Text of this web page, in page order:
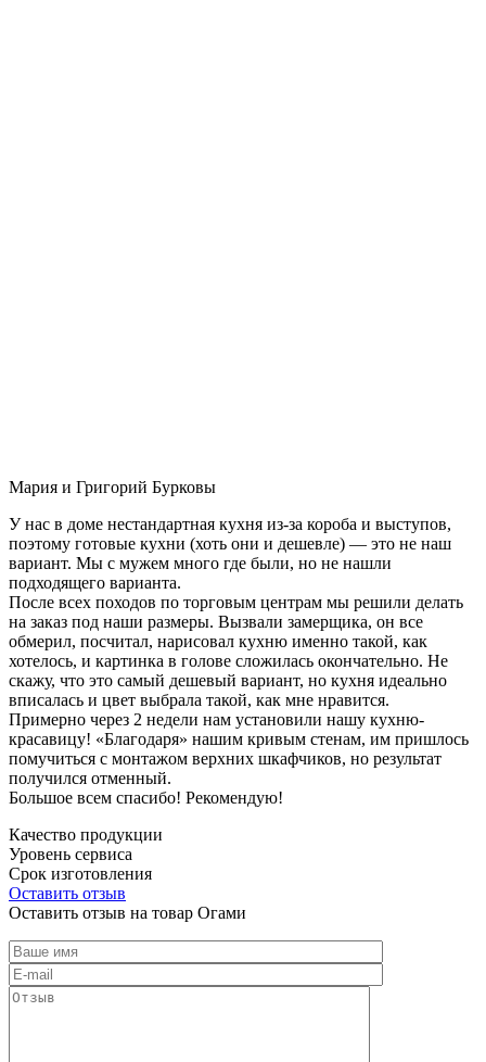
Мария и Григорий Бурковы
У нас в доме нестандартная кухня из-за короба и выступов,
поэтому готовые кухни (хоть они и дешевле) — это не наш
вариант. Мы с мужем много где были, но не нашли
подходящего варианта.
После всех походов по торговым центрам мы решили делать
на заказ под наши размеры. Вызвали замерщика, он все
обмерил, посчитал, нарисовал кухню именно такой, как
хотелось, и картинка в голове сложилась окончательно. Не
скажу, что это самый дешевый вариант, но кухня идеально
вписалась и цвет выбрала такой, как мне нравится.
Примерно через 2 недели нам установили нашу кухню-
красавицу! «Благодаря» нашим кривым стенам, им пришлось
помучиться с монтажом верхних шкафчиков, но результат
получился отменный.
Большое всем спасибо! Рекомендую!
Качество продукции
Уровень сервиса
Срок изготовления
Оставить отзыв
Оставить отзыв на товар Огами